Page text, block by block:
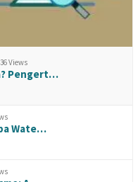
Views
Pengert…
Wate…